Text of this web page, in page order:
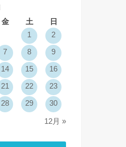
金 土
日
1
2
7 8 9
14 15 16
21 22 23
28 29 30
12月 »